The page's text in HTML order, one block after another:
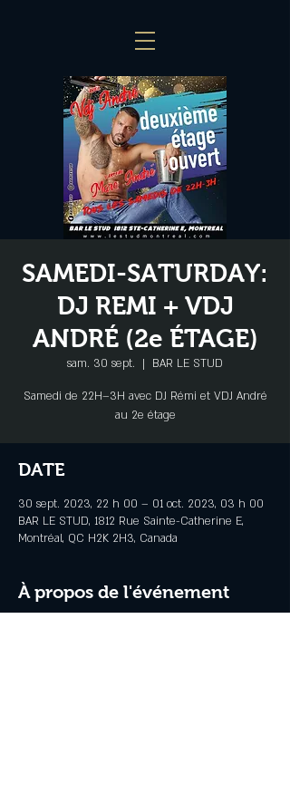
SAMEDI-SATURDAY:
DJ REMI + VDJ
ANDRÉ (2e ÉTAGE)
sam. 30 sept.
  |
BAR LE STUD
Samedi de 22H–3H avec DJ Rémi et VDJ André
au 2e étage
DATE
30 sept. 2023, 22 h 00 – 01 oct. 2023, 03 h 00
BAR LE STUD, 1812 Rue Sainte-Catherine E,
Montréal, QC H2K 2H3, Canada
À propos de l'événement